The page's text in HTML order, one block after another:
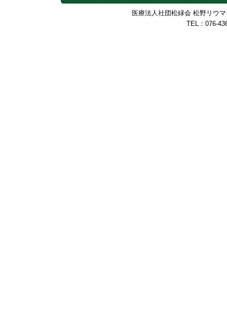
医療法人社団松緑会 松野リウ
TEL：076-